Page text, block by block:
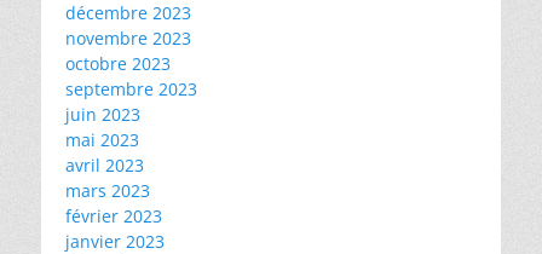
décembre 2023
novembre 2023
octobre 2023
septembre 2023
juin 2023
mai 2023
avril 2023
mars 2023
février 2023
janvier 2023